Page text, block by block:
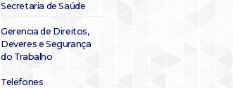
Secretaria de Saúde
Gerencia de Direitos,
Deveres e Segurança
do Trabalho
Telefones